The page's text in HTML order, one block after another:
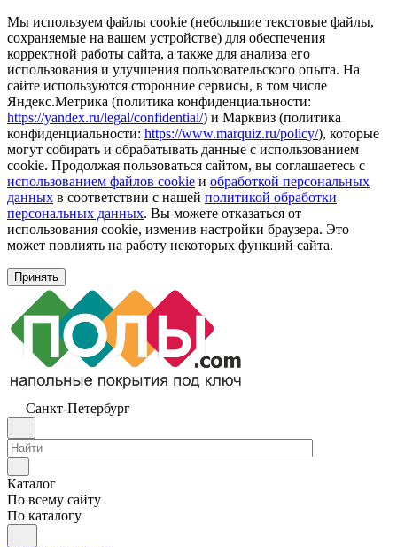
Мы используем файлы cookie (небольшие текстовые файлы,
сохраняемые на вашем устройстве) для обеспечения
корректной работы сайта, а также для анализа его
использования и улучшения пользовательского опыта. На
сайте используются сторонние сервисы, в том числе
Яндекс.Метрика (политика конфиденциальности:
https://yandex.ru/legal/confidential/) и Марквиз (политика
конфиденциальности: https://www.marquiz.ru/policy/), которые
могут собирать и обрабатывать данные с использованием
cookie. Продолжая пользоваться сайтом, вы соглашаетесь с
использованием файлов cookie и обработкой персональных
данных в соответствии с нашей политикой обработки
персональных данных. Вы можете отказаться от
использования cookie, изменив настройки браузера. Это
может повлиять на работу некоторых функций сайта.
Принять
Санкт-Петербург
Каталог
По всему сайту
По каталогу